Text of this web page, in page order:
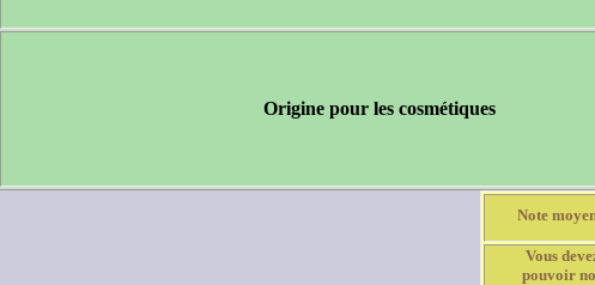
Origine pour les cosmétiques
Note
Vous
pouvoir